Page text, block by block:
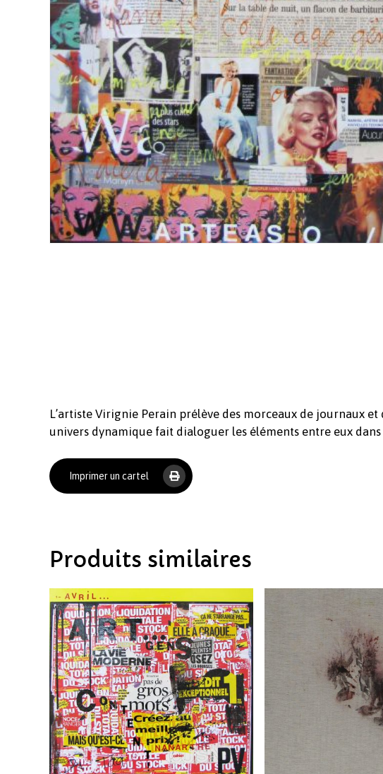
L’artiste Virignie Perain prélève des morceaux de journaux
univers dynamique fait dialoguer les éléments entre eux
Imprimer un cartel
Produits similaires